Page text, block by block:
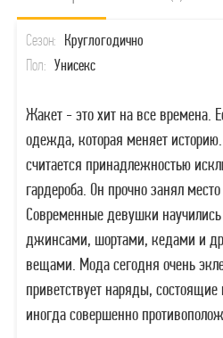
Сезон: Круглогодично
Пол: Унисекс
Жакет - это хит на все времена.
одежда, которая меняет
считается принадлежностью
гардероба. Он прочно занял
Современные девушки научились
джинсами, шортами, кедами и
вещами. Мода сегодня очень
приветствует наряды,
иногда совершенно